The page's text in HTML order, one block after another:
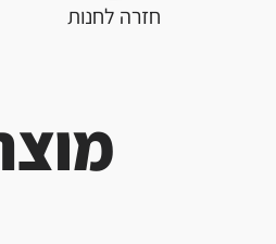
חזרה לחנות